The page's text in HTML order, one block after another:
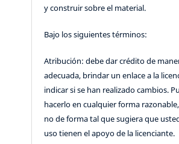
y construir sobre el material.
Bajo los siguientes términos:
Atribución: debe dar crédito de
adecuada, brindar un enlace a la
indicar si se han realizado cambios.
hacerlo en cualquier forma
no de forma tal que sugiera que
uso tienen el apoyo de la licenciante.